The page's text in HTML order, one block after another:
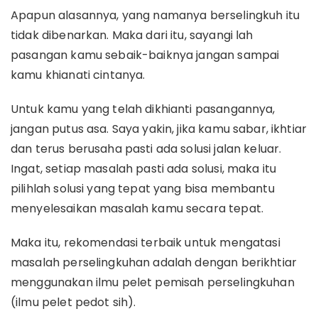
Apapun alasannya, yang namanya berselingkuh itu
tidak dibenarkan. Maka dari itu, sayangi lah
pasangan kamu sebaik-baiknya jangan sampai
kamu khianati cintanya.
Untuk kamu yang telah dikhianti pasangannya,
jangan putus asa. Saya yakin, jika kamu sabar, ikhtiar
dan terus berusaha pasti ada solusi jalan keluar.
Ingat, setiap masalah pasti ada solusi, maka itu
pilihlah solusi yang tepat yang bisa membantu
menyelesaikan masalah kamu secara tepat.
Maka itu, rekomendasi terbaik untuk mengatasi
masalah perselingkuhan adalah dengan berikhtiar
menggunakan ilmu pelet pemisah perselingkuhan
(ilmu pelet pedot sih).